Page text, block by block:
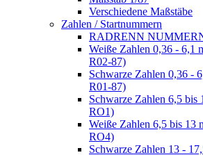
Verschiedene Maßstäbe
Zahlen / Startnummern
RADRENN
Weiße Zahlen 0,36 - 6,1
R02-87)
Schwarze Zahlen 0,36 -
R01-87)
Schwarze Zahlen 6,5
RO1)
Weiße Zahlen 6,5 bis 13
RO4)
Schwarze Zahlen 13 -